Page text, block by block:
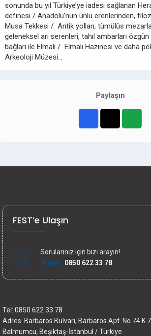
sonunda bu yıl Türkiye’ye iadesi sağlanan
definesi / Anadolu’nun ünlü erenlerinden,
Musa Tekkesi / Antik yolları, tümülüs
geleneksel arı serenleri, tahıl ambarları
bağları ile Elmalı / Elmalı Hazinesi ve daha
Arkeoloji Müzesi…
Paylaşın
FEST’e Ulaşın
Sorularınız için bizi arayın!
Arayın: 0850 622 33 78
Tel: 0850 622 33 78
Adres: Barbaros Bulvarı, Barbaros Apt. No.74
Balmumcu, Beşiktaş-İstanbul / Türkiye